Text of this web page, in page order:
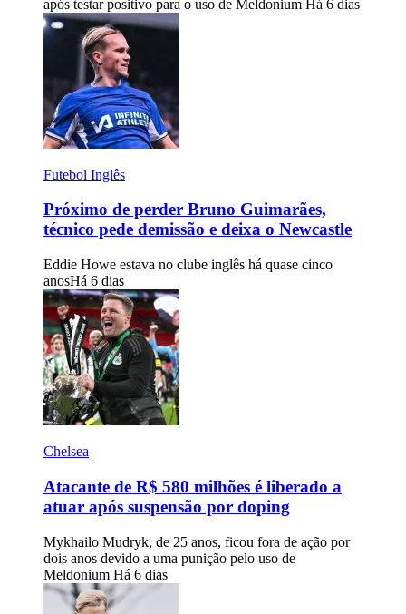
após testar positivo para o uso de Meldonium Há 6 dias
Futebol Inglês
Próximo de perder Bruno Guimarães,
técnico pede demissão e deixa o Newcastle
Eddie Howe estava no clube inglês há quase cinco
anosHá 6 dias
Chelsea
Atacante de R$ 580 milhões é liberado a
atuar após suspensão por doping
Mykhailo Mudryk, de 25 anos, ficou fora de ação por
dois anos devido a uma punição pelo uso de
Meldonium Há 6 dias